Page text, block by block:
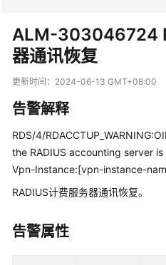
全
云
务
云
管
理
网
为
ALM-303046724
器通讯恢复
更新时间： 2024-06-13 GMT+08:00
告警解释
RDS/4/
the RADIUS accounting server
Vpn-Instance:[vpn-instance-
RADIUS计费服务器通讯恢复。
告警属性